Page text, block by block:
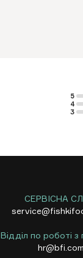
5
4
3
СЕРВІСНА
Відділ по роботі